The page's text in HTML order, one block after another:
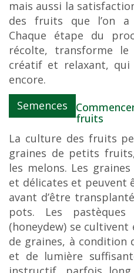
mais aussi la
des fruits que l’on a
Chaque étape du
récolte, transforme
créatif et relaxant, qui
encore.
Semences
fruits
La culture des fruits
graines de petits
les melons. Les
et délicates et peuvent
avant d’être
pots. Les
(honeydew) se
de graines, à condition
et de lumière